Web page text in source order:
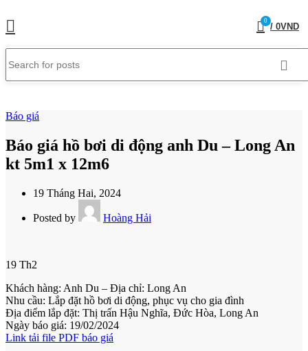
0
/ 0VND
Báo giá
Báo giá hồ bơi di động anh Du – Long An
kt 5m1 x 12m6
19 Tháng Hai, 2024
Posted by Hoàng Hải
19 Th2
Khách hàng: Anh Du – Địa chỉ: Long An
Nhu cầu: Lắp đặt hồ bơi di động, phục vụ cho gia đình
Địa điểm lắp đặt: Thị trấn Hậu Nghĩa, Đức Hòa, Long An
Ngày báo giá: 19/02/2024
Link tải file PDF báo giá